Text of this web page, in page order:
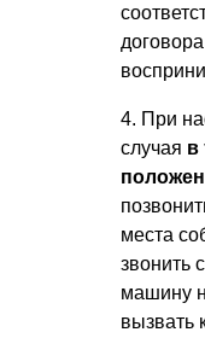
4. При
случая в
места
звонить
машину
вызвать